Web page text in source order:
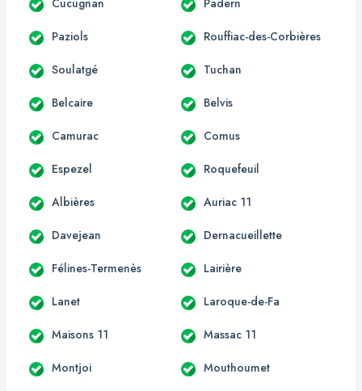
Paziols Rouffiac-des-Corbières
Soulatgé Tuchan
Belcaire Belvis
Camurac Comus
Espezel Roquefeuil
Albières Auriac 11
Davejean Dernacueillette
Félines-Termenès Lairière
Lanet Laroque-de-Fa
Maisons 11 Massac 11
Montjoi Mouthoumet